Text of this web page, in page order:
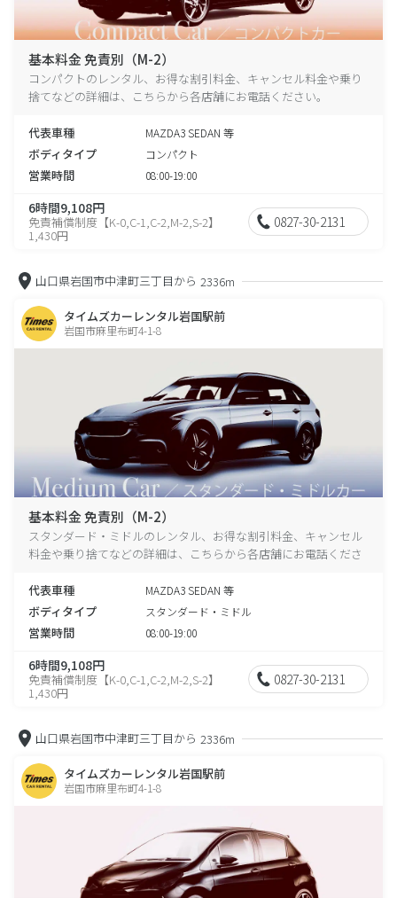
基本料金 免責別（M-2）
コンパクトのレンタル、お得な割引料金、キャンセル料金や乗り
捨てなどの詳細は、こちらから各店舗にお電話ください。
代表車種 MAZDA3 SEDAN 等
ボディタイプ コンパクト
営業時間 08:00-19:00
6時間9,108円
免責補償制度【K-0,C-1,C-2,M-2,S-2】
1,430円
0827-30-2131
山口県岩国市中津町三丁目から 2336m
タイムズカーレンタル岩国駅前
岩国市麻里布町4-1-8
基本料金 免責別（M-2）
スタンダード・ミドルのレンタル、お得な割引料金、キャンセル
料金や乗り捨てなどの詳細は、こちらから各店舗にお電話くださ
代表車種
MAZDA3 SEDAN 等
ボディタイプ スタンダード・ミドル
営業時間 08:00-19:00
6時間9,108円
免責補償制度【K-0,C-1,C-2,M-2,S-2】
1,430円
0827-30-2131
山口県岩国市中津町三丁目から 2336m
タイムズカーレンタル岩国駅前
岩国市麻里布町4-1-8